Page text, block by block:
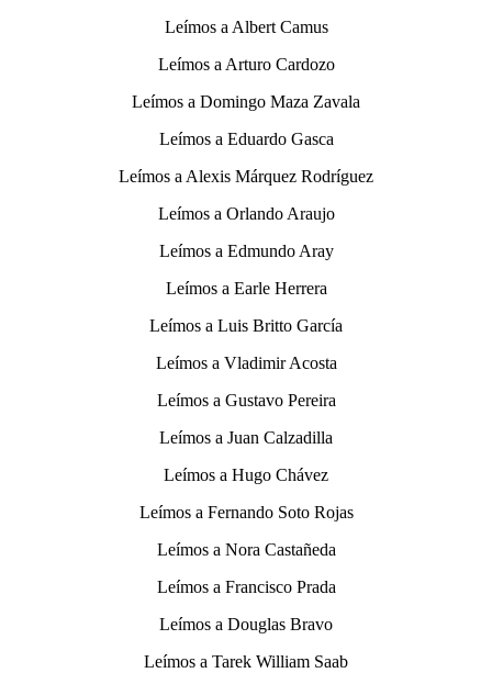
Leímos a Albert Camus
Leímos a Arturo Cardozo
Leímos a Domingo Maza Zavala
Leímos a Eduardo Gasca
Leímos a Alexis Márquez Rodríguez
Leímos a Orlando Araujo
Leímos a Edmundo Aray
Leímos a Earle Herrera
Leímos a Luis Britto García
Leímos a Vladimir Acosta
Leímos a Gustavo Pereira
Leímos a Juan Calzadilla
Leímos a Hugo Chávez
Leímos a Fernando Soto Rojas
Leímos a Nora Castañeda
Leímos a Francisco Prada
Leímos a Douglas Bravo
Leímos a Tarek William Saab